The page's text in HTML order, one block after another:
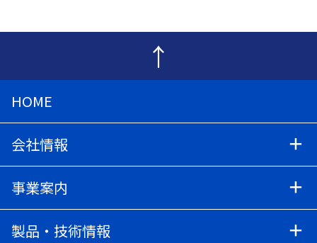
↑
HOME
会社情報
事業案内
製品・技術情報